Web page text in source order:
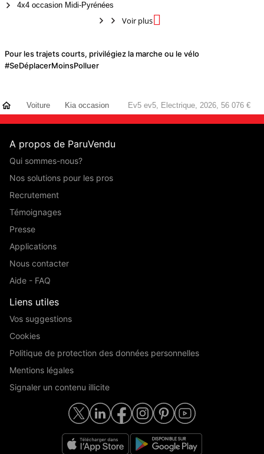
4x4 occasion Midi-Pyrénées
Voir plus
Pour les trajets courts, privilégiez la marche ou le vélo
#SeDéplacerMoinsPolluer
Voiture Kia occasion Ev5 ev5, Electrique, 2026, 56 076 €
A propos de ParuVendu
Qui sommes-nous?
Nos solutions pour les pros
Recrutement
Témoignages
Presse
Applications
Nous contacter
Aide - FAQ
Liens utiles
Vos suggestions
Cookies
Politique de protection des données personnelles
Mentions légales
Signaler un contenu illicite